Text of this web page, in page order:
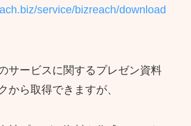
service/bizreach/download
サービスに関するプレゼン資料
から取得できますが、